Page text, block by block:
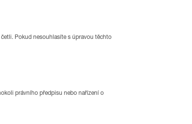
Pokud nesouhlasíte s úpravou těchto
právního předpisu nebo nařízení o